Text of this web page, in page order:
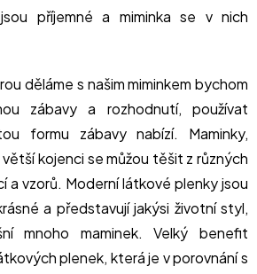
příjemné a miminka se v nich
děláme s našim miminkem bychom
zábavy a rozhodnutí, používat
formu zábavy nabízí. Maminky,
kojenci se můžou těšit z různých
a vzorů. Moderní látkové plenky jsou
a představují jakýsi životní styl,
mnoho maminek. Velký benefit
plenek, která je v porovnání s